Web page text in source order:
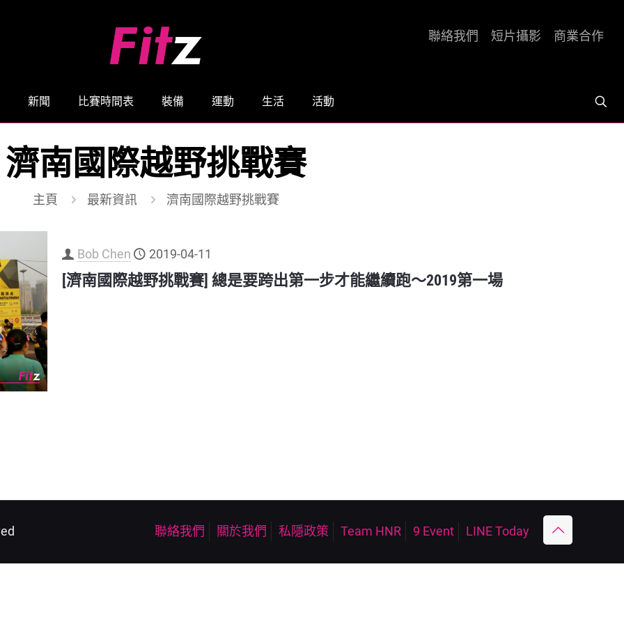
新聞 比賽時間表 裝備 運動 生活 活動
聯絡我們 短片攝影 商業合作
濟南國際越野挑戰賽
主頁 最新資訊 濟南國際越野挑戰賽
Bob Chen 2019-04-11
[濟南國際越野挑戰賽] 總是要跨出第一步才能繼續跑～2019第一場
聯絡我們 關於我們 私隱政策 Team HNR 9 Event LINE Today